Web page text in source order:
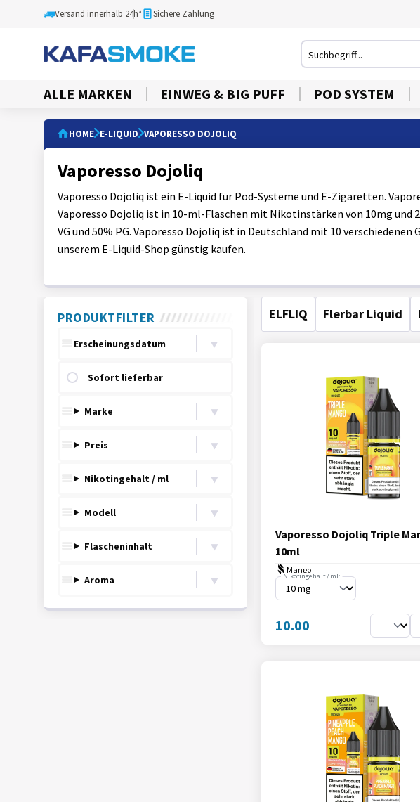
Versand innerhalb 24h* Sichere Zahlung
ALLE MARKEN EINWEG & BIG PUFF POD SYSTEM
HOME E-LIQUID VAPORESSO DOJOLIQ
Vaporesso Dojoliq
Vaporesso Dojoliq ist ein E-Liquid für Pod-Systeme und E-Zigaretten.
Vaporesso Dojoliq ist in 10-ml-Flaschen mit Nikotinstärken von 10mg und
VG und 50% PG. Vaporesso Dojoliq ist in Deutschland mit 10
unserem E-Liquid-Shop günstig kaufen.
PRODUKTFILTER
sort
Sofort lieferbar
Marke
Preis
Nikotingehalt / ml
Modell
Flascheninhalt
Aroma
ELFLIQ Flerbar Liquid
Vaporesso Dojoliq Triple
10ml
Mango
Nikotingehalt / ml:
10.00